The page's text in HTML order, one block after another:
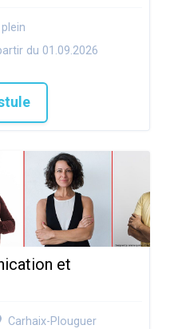
du 01.09.2026
et
Carhaix-Plouguer